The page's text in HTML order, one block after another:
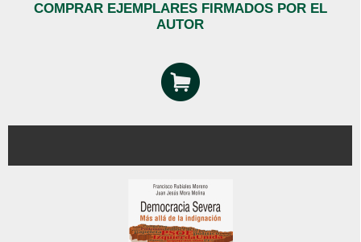
COMPRAR EJEMPLARES FIRMADOS POR EL
AUTOR